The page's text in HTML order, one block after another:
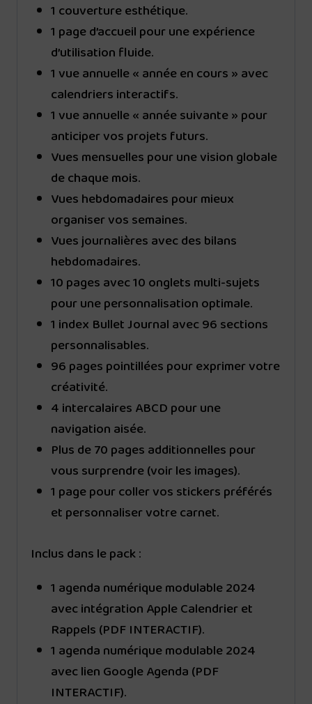
1 couverture esthétique.
1 page d’accueil pour une expérience
d’utilisation fluide.
1 vue annuelle « année en cours » avec
calendriers interactifs.
1 vue annuelle « année suivante » pour
anticiper vos projets futurs.
Vues mensuelles pour une vision globale
de chaque mois.
Vues hebdomadaires pour mieux
organiser vos semaines.
Vues journalières avec des bilans
hebdomadaires.
10 pages avec 10 onglets multi-sujets
pour une personnalisation optimale.
1 index Bullet Journal avec 96 sections
personnalisables.
96 pages pointillées pour exprimer votre
créativité.
4 intercalaires ABCD pour une
navigation aisée.
Plus de 70 pages additionnelles pour
vous surprendre (voir les images).
1 page pour coller vos stickers préférés
et personnaliser votre carnet.
Inclus dans le pack :
1 agenda numérique modulable 2024
avec intégration Apple Calendrier et
Rappels (PDF INTERACTIF).
1 agenda numérique modulable 2024
avec lien Google Agenda (PDF
INTERACTIF).